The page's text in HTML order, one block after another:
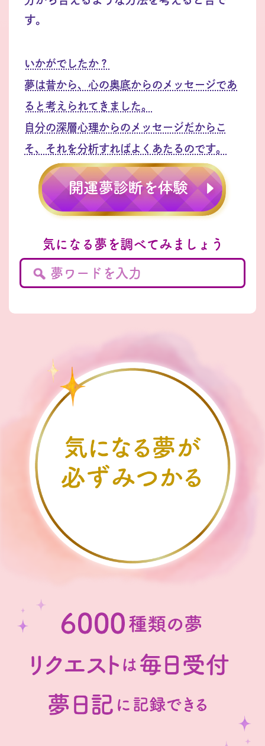
す。
いかがでしたか？
夢は昔から、心の奥底からのメッセージであ
ると考えられてきました。
自分の深層心理からのメッセージだからこ
そ、それを分析すればよくあたるのです。
気になる夢を調べてみましょう